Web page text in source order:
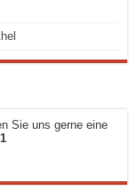
Sie uns gerne eine